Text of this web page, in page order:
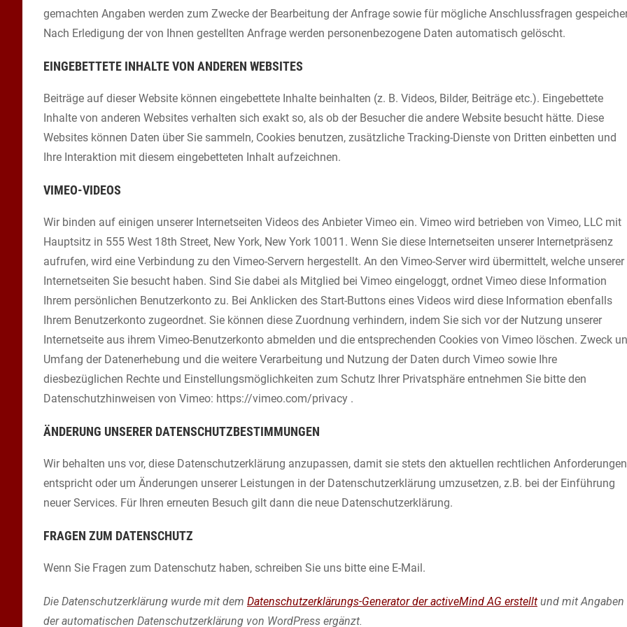
gemachten Angaben werden zum Zwecke der Bearbeitung der Anfrage sowie für mögliche Anschlussfragen
Nach Erledigung der von Ihnen gestellten Anfrage werden personenbezogene Daten automatisch gelöscht.
EINGEBETTETE INHALTE VON ANDEREN WEBSITES
Beiträge auf dieser Website können eingebettete Inhalte beinhalten (z. B. Videos, Bilder, Beiträge etc.). Eingebettete
Inhalte von anderen Websites verhalten sich exakt so, als ob der Besucher die andere Website besucht hätte. Diese
Websites können Daten über Sie sammeln, Cookies benutzen, zusätzliche Tracking-Dienste von Dritten einbetten und
Ihre Interaktion mit diesem eingebetteten Inhalt aufzeichnen.
VIMEO-VIDEOS
Wir binden auf einigen unserer Internetseiten Videos des Anbieter Vimeo ein. Vimeo wird betrieben von Vimeo, LLC mit
Hauptsitz in 555 West 18th Street, New York, New York 10011. Wenn Sie diese Internetseiten unserer Internetpräsenz
aufrufen, wird eine Verbindung zu den Vimeo-Servern hergestellt. An den Vimeo-Server wird übermittelt, welche unserer
Internetseiten Sie besucht haben. Sind Sie dabei als Mitglied bei Vimeo eingeloggt, ordnet Vimeo diese Information
Ihrem persönlichen Benutzerkonto zu. Bei Anklicken des Start-Buttons eines Videos wird diese Information ebenfalls
Ihrem Benutzerkonto zugeordnet. Sie können diese Zuordnung verhindern, indem Sie sich vor der Nutzung unserer
Internetseite aus ihrem Vimeo-Benutzerkonto abmelden und die entsprechenden Cookies von Vimeo löschen. Zweck
Umfang der Datenerhebung und die weitere Verarbeitung und Nutzung der Daten durch Vimeo sowie Ihre
diesbezüglichen Rechte und Einstellungsmöglichkeiten zum Schutz Ihrer Privatsphäre entnehmen Sie bitte den
Datenschutzhinweisen von Vimeo: https://vimeo.com/privacy .
ÄNDERUNG UNSERER DATENSCHUTZBESTIMMUNGEN
Wir behalten uns vor, diese Datenschutzerklärung anzupassen, damit sie stets den aktuellen rechtlichen Anforderungen
entspricht oder um Änderungen unserer Leistungen in der Datenschutzerklärung umzusetzen, z.B. bei der Einführung
neuer Services. Für Ihren erneuten Besuch gilt dann die neue Datenschutzerklärung.
FRAGEN ZUM DATENSCHUTZ
Wenn Sie Fragen zum Datenschutz haben, schreiben Sie uns bitte eine E-Mail.
Die Datenschutzerklärung wurde mit dem Datenschutzerklärungs-Generator der activeMind AG erstellt und mit Angaben
der automatischen Datenschutzerklärung von WordPress ergänzt.